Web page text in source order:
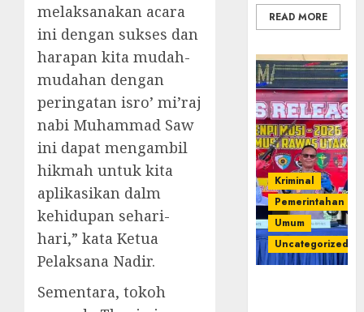
melaksanakan acara
ini dengan sukses dan
harapan kita mudah-
mudahan dengan
peringatan isro’ mi’raj
nabi Muhammad Saw
ini dapat mengambil
hikmah untuk kita
aplikasikan dalm
kehidupan sehari-
hari,” kata Ketua
Pelaksana Nadir.
Sementara, tokoh
READ MORE
Kriminal
Pemerintahan
Umum
Uncategorized